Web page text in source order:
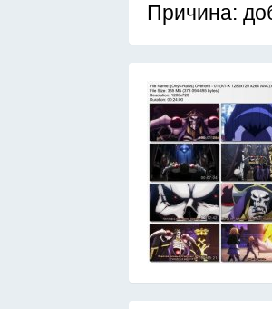
Причина: